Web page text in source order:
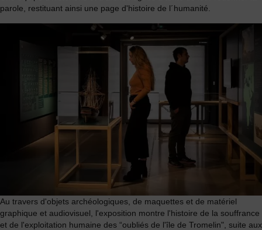
parole, restituant ainsi une page d'histoire de l´humanité.
Au travers d'objets archéologiques, de maquettes et de matériel
graphique et audiovisuel, l'exposition montre l'histoire de la souffrance
et de l'exploitation humaine des “oubliés de l'île de Tromelin", suite aux